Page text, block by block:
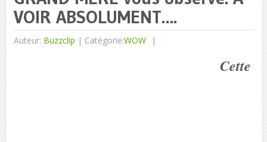
VOIR ABSOLUMENT….
Auteur: Buzzclip | Catégorie:WOW
Cette